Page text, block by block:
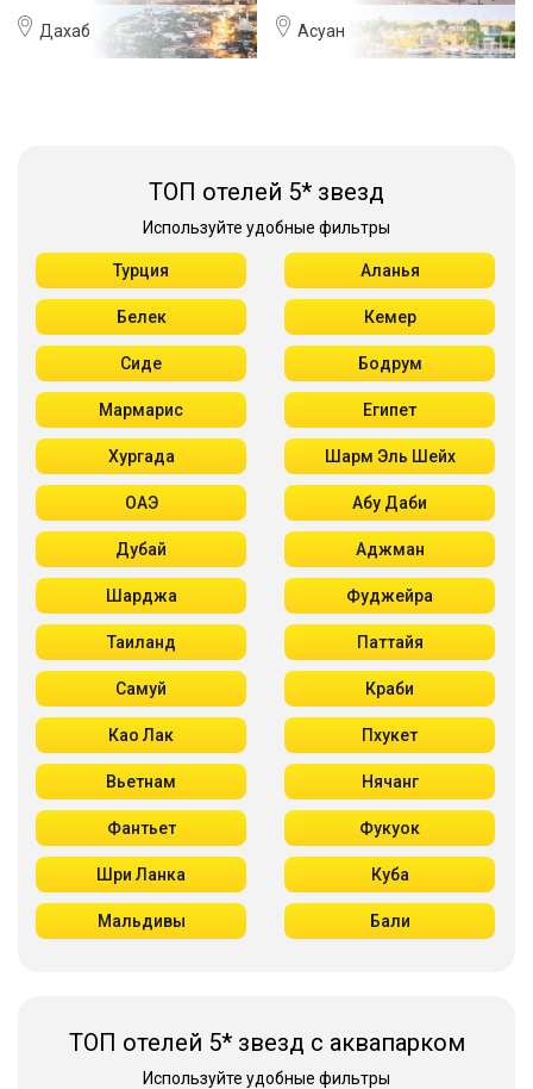
Дахаб Асуан
ТОП отелей 5* звезд
Используйте удобные фильтры
Турция Аланья
Белек Кемер
Сиде Бодрум
Мармарис Египет
Хургада Шарм Эль Шейх
ОАЭ Абу Даби
Дубай Аджман
Шарджа Фуджейра
Таиланд Паттайя
Самуй Краби
Као Лак Пхукет
Вьетнам Нячанг
Фантьет Фукуок
Шри Ланка Куба
Мальдивы Бали
ТОП отелей 5* звезд с аквапарком
Используйте удобные фильтры